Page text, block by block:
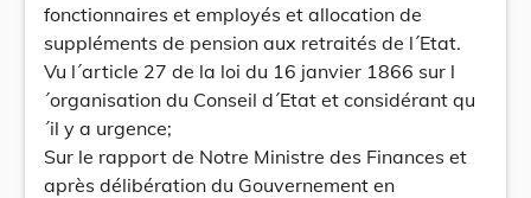
fonctionnaires et employés et allocation de
suppléments de pension aux retraités de l´Etat.
Vu l´article 27 de la loi du 16 janvier 1866 sur l
´organisation du Conseil d´Etat et considérant qu
´il y a urgence;
Sur le rapport de Notre Ministre des Finances et
après délibération du Gouvernement en